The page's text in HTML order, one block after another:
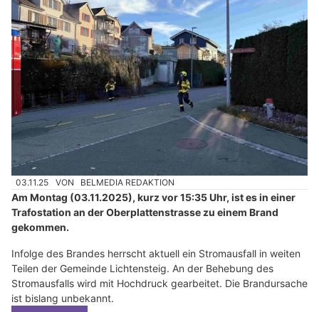
03.11.25 VON BELMEDIA REDAKTION
Am Montag (03.11.2025), kurz vor 15:35 Uhr, ist es in einer
Trafostation an der Oberplattenstrasse zu einem Brand
gekommen.
Infolge des Brandes herrscht aktuell ein Stromausfall in weiten
Teilen der Gemeinde Lichtensteig. An der Behebung des
Stromausfalls wird mit Hochdruck gearbeitet. Die Brandursache
ist bislang unbekannt.